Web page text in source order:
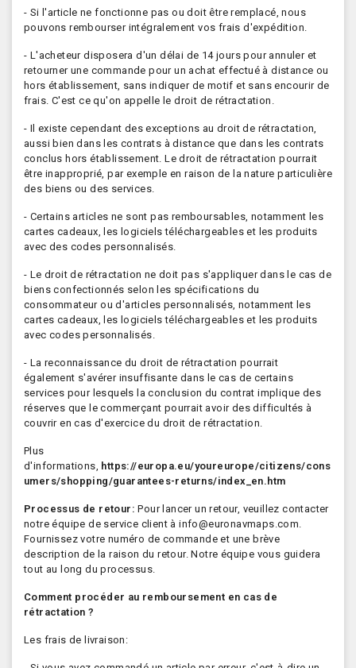
- Si l'article ne fonctionne pas ou doit être remplacé, nous
pouvons rembourser intégralement vos frais d'expédition.
- L'acheteur disposera d'un délai de 14 jours pour annuler et
retourner une commande pour un achat effectué à distance ou
hors établissement, sans indiquer de motif et sans encourir de
frais. C'est ce qu'on appelle le droit de rétractation.
- Il existe cependant des exceptions au droit de rétractation,
aussi bien dans les contrats à distance que dans les contrats
conclus hors établissement. Le droit de rétractation pourrait
être inapproprié, par exemple en raison de la nature particulière
des biens ou des services.
- Certains articles ne sont pas remboursables, notamment les
cartes cadeaux, les logiciels téléchargeables et les produits
avec des codes personnalisés.
- Le droit de rétractation ne doit pas s'appliquer dans le cas de
biens confectionnés selon les spécifications du
consommateur ou d'articles personnalisés, notamment les
cartes cadeaux, les logiciels téléchargeables et les produits
avec codes personnalisés.
- La reconnaissance du droit de rétractation pourrait
également s'avérer insuffisante dans le cas de certains
services pour lesquels la conclusion du contrat implique des
réserves que le commerçant pourrait avoir des difficultés à
couvrir en cas d'exercice du droit de rétractation.
Plus
d'informations, https://europa.eu/youreurope/citizens/cons
umers/shopping/guarantees-returns/index_en.htm
Processus de retour: Pour lancer un retour, veuillez contacter
notre équipe de service client àinfo@euronavmaps.com.
Fournissez votre numéro de commande et une brève
description de la raison du retour. Notre équipe vous guidera
tout au long du processus.
Comment procéder au remboursement en cas de
rétractation ?
Les frais de livraison: